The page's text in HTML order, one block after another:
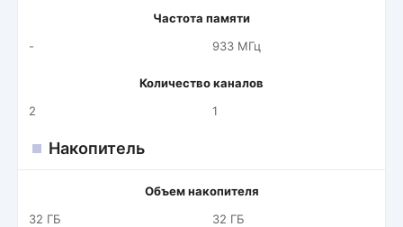
Частота памяти
-
933 МГц
Количество каналов
2
1
Накопитель
Объем накопителя
32 ГБ
32 ГБ